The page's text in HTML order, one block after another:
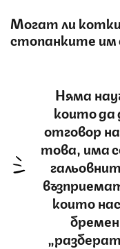
Могат ли
стопанките им
Няма
които
отговор
това, има
които